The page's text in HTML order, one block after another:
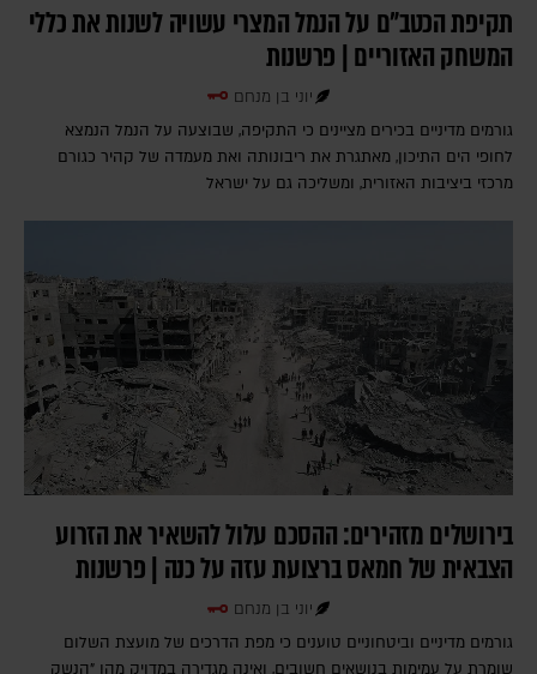
תקיפת הכטב"ם על הנמל המצרי עשויה לשנות את כללי
המשחק האזוריים | פרשנות
יוני בן מנחם
גורמים מדיניים בכירים מציינים כי התקיפה, שבוצעה על הנמל הנמצא
לחופי הים התיכון, מאתגרת את ריבונותה ואת מעמדה של קהיר כגורם
מרכזי ביציבות האזורית, ומשליכה גם על ישראל
בירושלים מזהירים: ההסכם עלול להשאיר את הזרוע
הצבאית של חמאס ברצועת עזה על כנה | פרשנות
יוני בן מנחם
גורמים מדיניים וביטחוניים טוענים כי מפת הדרכים של מועצת השלום
שומרת על עמימות בנושאים חשובים, ואינה מגדירה במדויק מהו "הנשק